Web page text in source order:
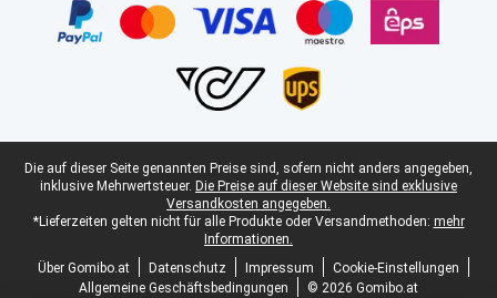
Juristische Fußzeile
Die auf dieser Seite genannten Preise sind, sofern nicht anders angegeben,
inklusive Mehrwertsteuer. Die Preise auf dieser Website sind exklusive
Versandkosten angegeben.
*Lieferzeiten gelten nicht für alle Produkte oder Versandmethoden: mehr
Informationen.
Über Gomibo.at
Datenschutz Impressum
Cookie-Einstellungen
Allgemeine Geschäftsbedingungen
© 2026 Gomibo.at